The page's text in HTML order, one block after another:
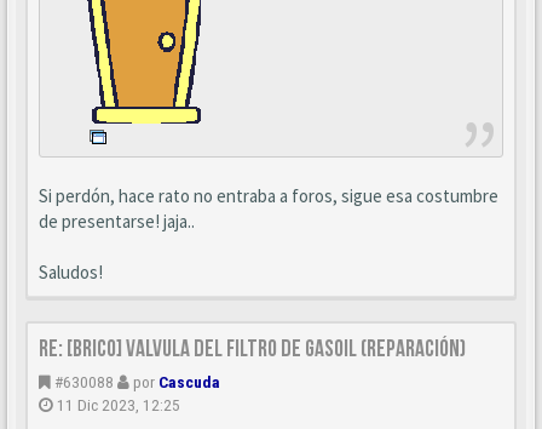
Si perdón, hace rato no entraba a foros, sigue esa costumbre
de presentarse! jaja..
Saludos!
Re: [BRICO] Valvula del filtro de gasoil (reparación)
#630088 por Cascuda
11 Dic 2023, 12:25